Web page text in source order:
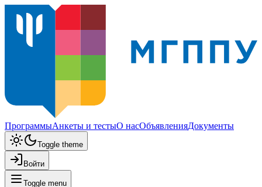
ПрограммыАнкеты и тестыО насОбъявленияДокументы
Toggle theme
Войти
Toggle menu